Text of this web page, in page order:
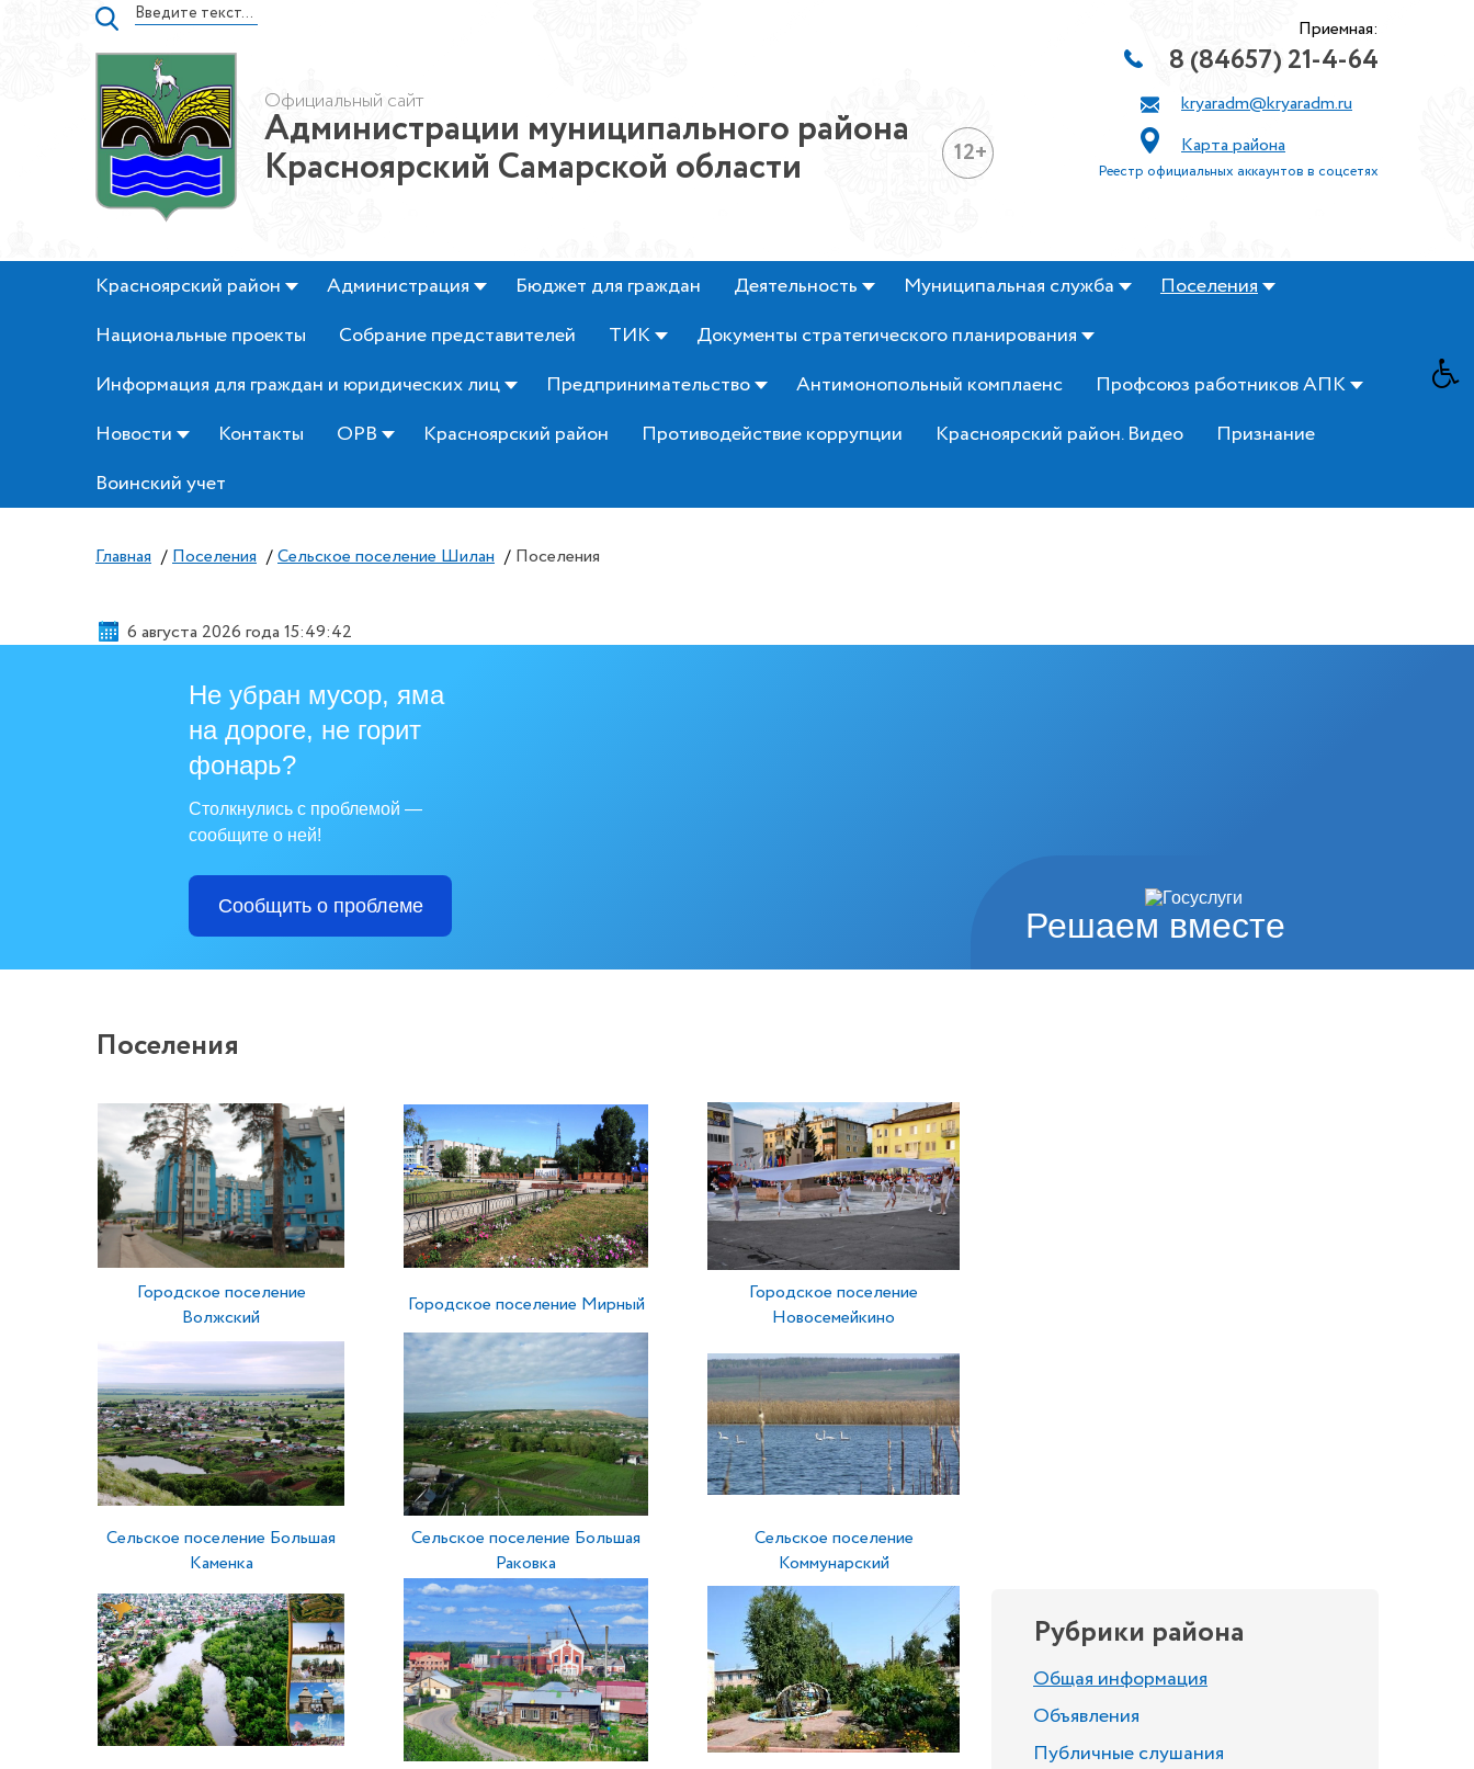
Официальный сайт
Администрации муниципального района
Красноярский Самарской области 12+
Приемная:
8 (84657) 21-4-64
kryaradm@kryaradm.ru
Карта района
Реестр официальных аккаунтов в соцсетях
Красноярский район Администрация Бюджет для граждан Деятельность Муниципальная служба
Поселения
Национальные проекты
Собрание представителей ТИК
Документы стратегического планирования
Информация для граждан и юридических лиц
Предпринимательство Антимонопольный комплаенс
Профсоюз работников АПК
Новости
Контакты ОРВ Красноярский район Противодействие коррупции Красноярский район. Видео
Признание
Воинский учет
Главная / Поселения / Сельское поселение Шилан / Поселения
6 августа 2026 года 15:49:43
Решаем вместе
Не убран мусор, яма
на дороге, не горит
фонарь?
Столкнулись с проблемой —
сообщите о ней!
Сообщить о проблеме
Поселения
Городское поселение
Волжский
Городское поселение Мирный
Городское поселение
Новосемейкино
Сельское поселение Большая
Каменка
Сельское поселение Большая
Раковка
Сельское поселение
Коммунарский
Рубрики района
Общая информация
Объявления
Публичные слушания